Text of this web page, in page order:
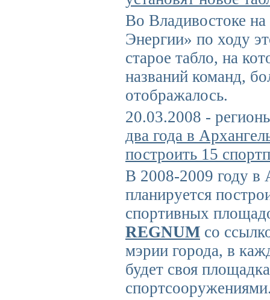
Во Владивостоке
Энергии» по ходу
старое табло, на
названий команд,
отображалось.
20.03.2008 -
два года в
построить 15
В 2008-2009 году в
планируется
спортивных
REGNUM со
мэрии города, в
будет своя